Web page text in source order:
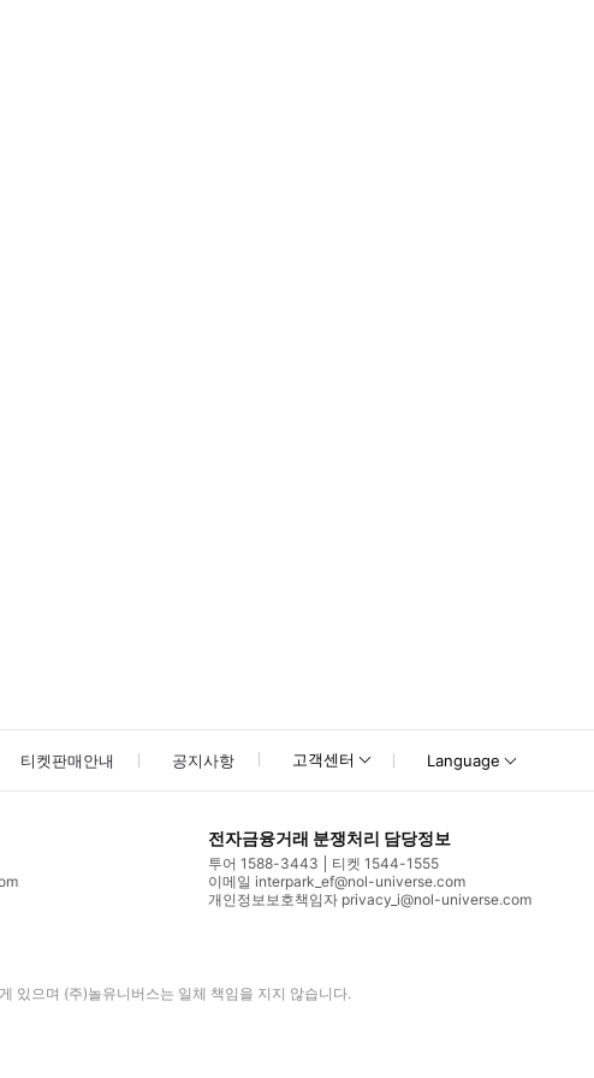
므로 공식 웹사이트에서 무료 어린이 티켓을 사전 예약해주시기 바랍니다. - 5
티켓판매안내 공지사항 고객센터 Language
전자금융거래 분쟁처리 담당정보
투어 1588-3443
티켓 1544-1555
이메일 interpark_ef@nol-universe.com
개인정보보호책임자 privacy_i@nol-universe.com
있으며 (주)놀유니버스는 일체 책임을 지지 않습니다.